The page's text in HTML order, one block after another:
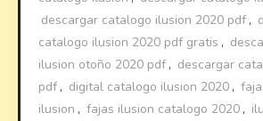
descargar catalogo ilusion 2020 pdf ,
catalogo ilusion 2020 pdf gratis ,
ilusion otoño 2020 pdf , descargar
pdf , digital catalogo ilusion 2020 ,
ilusion , fajas ilusion catalogo 2020 ,